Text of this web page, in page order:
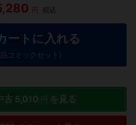
円 税込
ートに入れる
コミックセット)
古 5,010 円 を見る